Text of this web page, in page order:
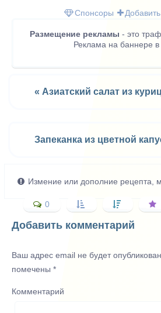
Спонсоры
Добавить
Размещение рекламы - это
Реклама на баннере в
« Азиатский салат из
Запеканка из цветной
Измение или дополние рецепта,
0
Добавить комментарий
Ваш адрес email не будет
помечены *
Комментарий